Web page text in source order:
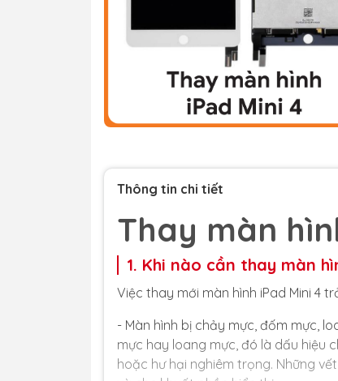
Thông tin chi tiết
Thay màn
1. Khi nào cần thay màn
Việc thay mới màn hình iPad Mini 4
- Màn hình bị chảy mực, đốm mực,
mực hay loang mực, đó là dấu hiệu
hoặc hư hại nghiêm trọng. Những